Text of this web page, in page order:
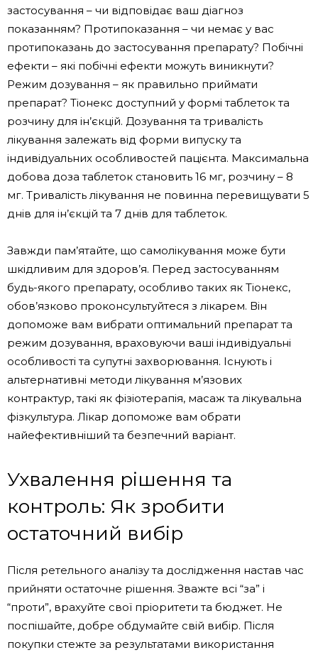
застосування – чи відповідає ваш діагноз
показанням? Протипоказання – чи немає у вас
протипоказань до застосування препарату? Побічні
ефекти – які побічні ефекти можуть виникнути?
Режим дозування – як правильно приймати
препарат? Тіонекс доступний у формі таблеток та
розчину для ін’єкцій. Дозування та тривалість
лікування залежать від форми випуску та
індивідуальних особливостей пацієнта. Максимальна
добова доза таблеток становить 16 мг, розчину – 8
мг. Тривалість лікування не повинна перевищувати 5
днів для ін’єкцій та 7 днів для таблеток.
Завжди пам’ятайте, що самолікування може бути
шкідливим для здоров’я. Перед застосуванням
будь-якого препарату, особливо таких як Тіонекс,
обов’язково проконсультуйтеся з лікарем. Він
допоможе вам вибрати оптимальний препарат та
режим дозування, враховуючи ваші індивідуальні
особливості та супутні захворювання. Існують і
альтернативні методи лікування м’язових
контрактур, такі як фізіотерапія, масаж та лікувальна
фізкультура. Лікар допоможе вам обрати
найефективніший та безпечний варіант.
Ухвалення рішення та
контроль: Як зробити
остаточний вибір
Після ретельного аналізу та дослідження настав час
прийняти остаточне рішення. Зважте всі “за” і
“проти”, врахуйте свої пріоритети та бюджет. Не
поспішайте, добре обдумайте свій вибір. Після
покупки стежте за результатами використання